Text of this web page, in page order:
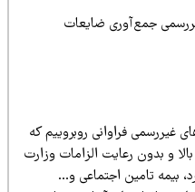
جمع‌آوری ضایعات
فراوانی روبروییم که
رعایت الزامات وزارت
تامین اجتماعی و…